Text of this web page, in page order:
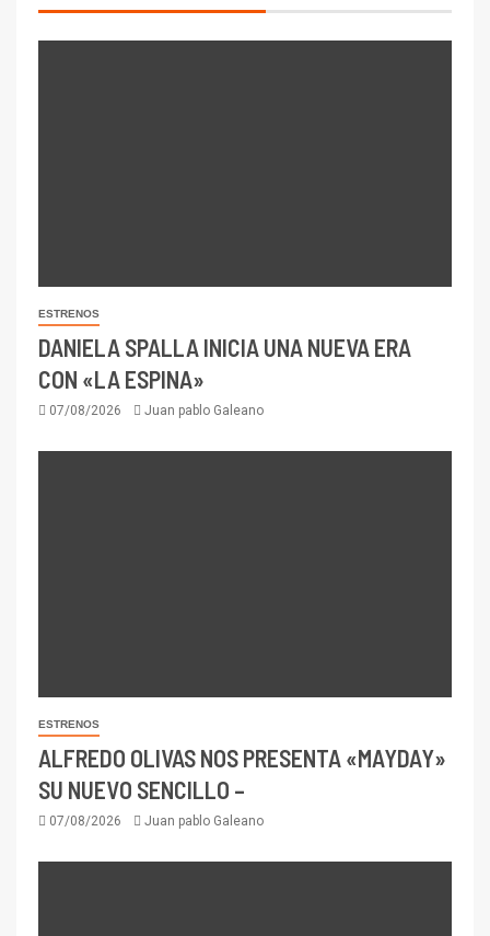
ESTRENOS
DANIELA SPALLA INICIA UNA NUEVA ERA
CON «LA ESPINA»
07/08/2026 Juan pablo Galeano
ESTRENOS
ALFREDO OLIVAS NOS PRESENTA «MAYDAY»
SU NUEVO SENCILLO –
07/08/2026 Juan pablo Galeano